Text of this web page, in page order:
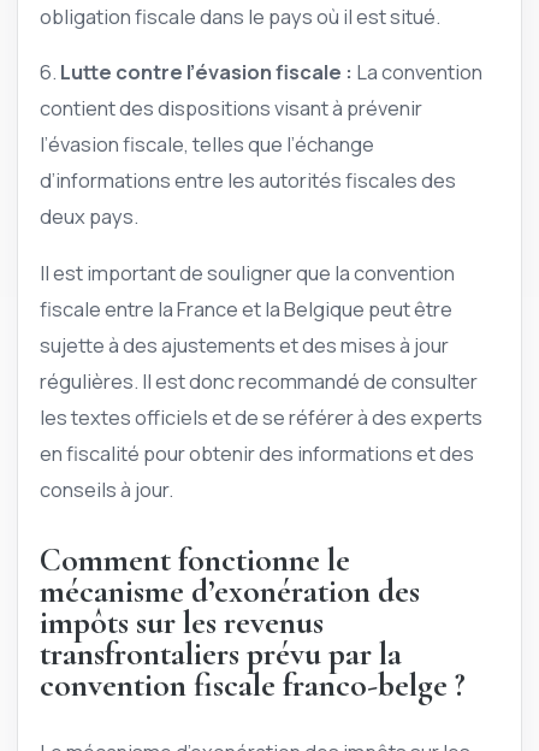
obligation fiscale dans le pays où il est situé.
6. Lutte contre l’évasion fiscale : La convention
contient des dispositions visant à prévenir
l’évasion fiscale, telles que l’échange
d’informations entre les autorités fiscales des
deux pays.
Il est important de souligner que la convention
fiscale entre la France et la Belgique peut être
sujette à des ajustements et des mises à jour
régulières. Il est donc recommandé de consulter
les textes officiels et de se référer à des experts
en fiscalité pour obtenir des informations et des
conseils à jour.
Comment fonctionne le
mécanisme d’exonération des
impôts sur les revenus
transfrontaliers prévu par la
convention fiscale franco-belge ?